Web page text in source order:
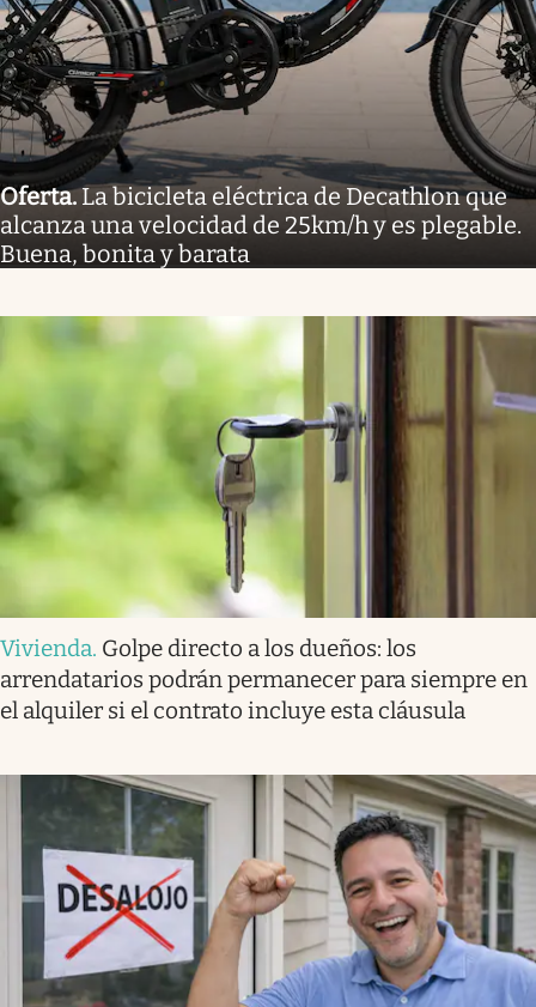
Oferta.La bicicleta eléctrica de Decathlon que
alcanza una velocidad de 25km/h y es plegable.
Buena, bonita y barata
Vivienda. Golpe directo a los dueños: los
arrendatarios podrán permanecer para siempre en
el alquiler si el contrato incluye esta cláusula